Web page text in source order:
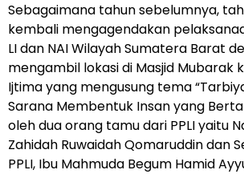
Sebagaimana tahun sebelumnya,
kembali mengagendakan
LI dan NAI Wilayah Sumatera Barat
mengambil lokasi di Masjid Mubarak
Ijtima yang mengusung tema
Sarana Membentuk Insan yang
oleh dua orang tamu dari PPLI yaitu
Zahidah Ruwaidah Qomaruddin dan
PPLI, Ibu Mahmuda Begum Hamid